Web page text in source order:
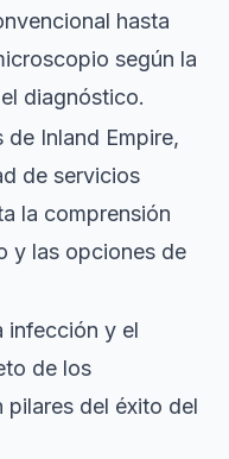
hasta
según la
diagnóstico.
de Inland Empire,
de servicios
la comprensión
y las opciones de
infección y el
de los
pilares del éxito del